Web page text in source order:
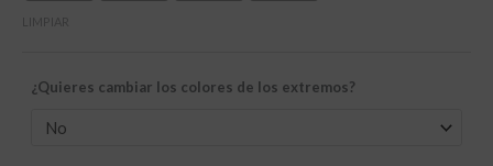
¿Quieres cambiar los colores de los extremos?